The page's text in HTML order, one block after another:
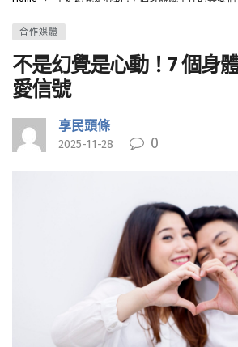
合作媒體
不是幻覺是心動！7 個身
愛信號
享民頭條
2025-11-28 0